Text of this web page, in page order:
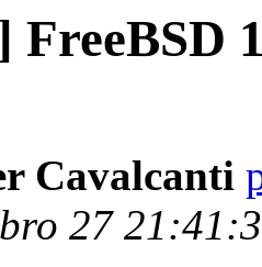
FreeBSD
Cavalcanti
27